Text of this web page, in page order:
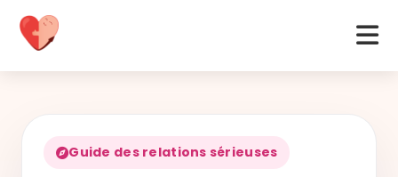
Guide des relations sérieuses